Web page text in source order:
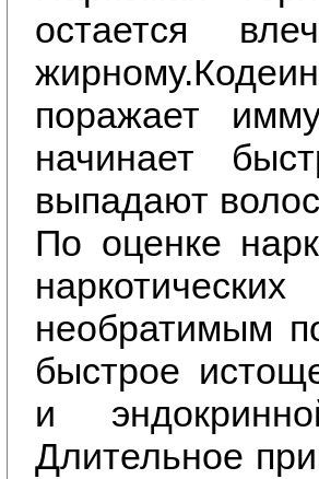
остается
жирному.
поражает
начинает
выпадают
По оценке
необратимым
быстрое
и
Длительное